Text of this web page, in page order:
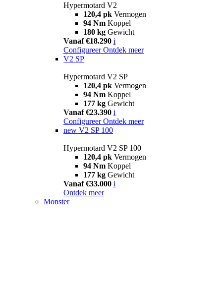
Hypermotard V2
120,4 pk Vermogen
94 Nm Koppel
180 kg Gewicht
Vanaf €18.290 i
Configureer Ontdek meer
V2 SP
Hypermotard V2 SP
120,4 pk Vermogen
94 Nm Koppel
177 kg Gewicht
Vanaf €23.390 i
Configureer Ontdek meer
new V2 SP 100
Hypermotard V2 SP 100
120,4 pk Vermogen
94 Nm Koppel
177 kg Gewicht
Vanaf €33.000 i
Ontdek meer
Monster